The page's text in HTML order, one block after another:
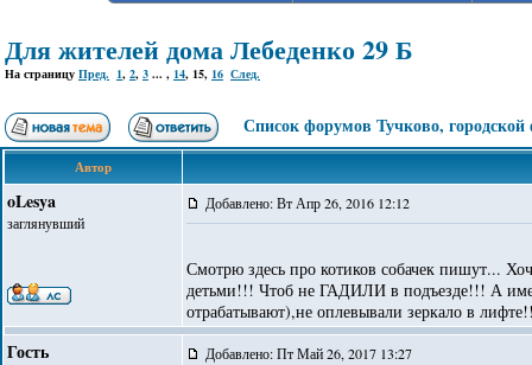
Для жителей дома Лебеденко 29 Б
На страницу Пред. 1, 2, 3 ... , 14, 15, 16 След.
Список форумов Тучково,
Автор
oLesya
заглянувший
Добавлено: Вт Апр 26, 2016 12:12
Смотрю здесь про котиков собачек пишут...
детьми!!! Чтоб не ГАДИЛИ в подъезде!!! А
отрабатывают),не оплевывали зеркало в
Гость Добавлено: Пт Май 26, 2017 13:27